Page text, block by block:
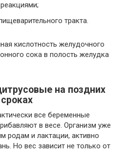
тракта.
кислотность желудочного
сока в полость желудка
на поздних
сроках
все беременные
в весе. Организм уже
родам и лактации, активно
Но вес зависит не только от